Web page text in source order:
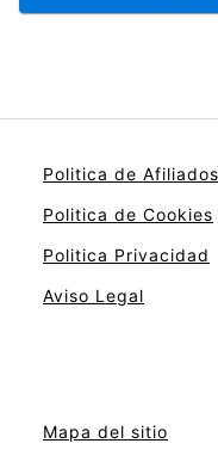
Politica de Afiliados
Politica de Cookies
Politica Privacidad
Aviso Legal
Mapa del sitio